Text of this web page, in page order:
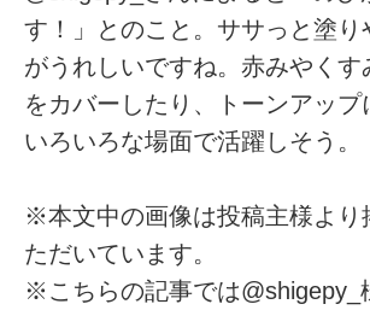
す！」とのこと。ササっと塗り
がうれしいですね。赤みやくす
をカバーしたり、トーンアップ
いろいろな場面で活躍しそう。
※本文中の画像は投稿主様より
ただいています。
※こちらの記事では@shigepy_